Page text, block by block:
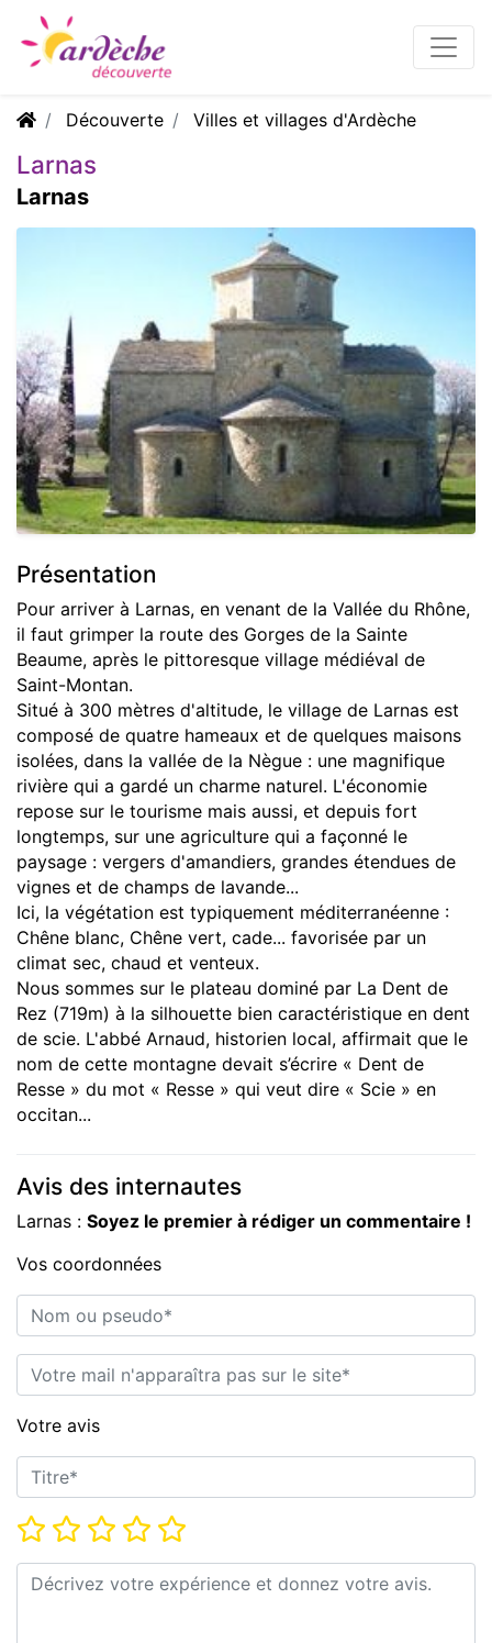
Découverte Villes et villages d'Ardèche
Larnas
Larnas
Présentation
Pour arriver à Larnas, en venant de la Vallée du Rhône,
il faut grimper la route des Gorges de la Sainte
Beaume, après le pittoresque village médiéval de
Saint-Montan.
Situé à 300 mètres d'altitude, le village de Larnas est
composé de quatre hameaux et de quelques maisons
isolées, dans la vallée de la Nègue : une magnifique
rivière qui a gardé un charme naturel. L'économie
repose sur le tourisme mais aussi, et depuis fort
longtemps, sur une agriculture qui a façonné le
paysage : vergers d'amandiers, grandes étendues de
vignes et de champs de lavande...
Ici, la végétation est typiquement méditerranéenne :
Chêne blanc, Chêne vert, cade... favorisée par un
climat sec, chaud et venteux.
Nous sommes sur le plateau dominé par La Dent de
Rez (719m) à la silhouette bien caractéristique en dent
de scie. L'abbé Arnaud, historien local, affirmait que le
nom de cette montagne devait s’écrire « Dent de
Resse » du mot « Resse » qui veut dire « Scie » en
occitan...
Avis des internautes
Larnas : Soyez le premier à rédiger un commentaire !
Vos coordonnées
Nom ou pseudo*
E-mail*
Votre avis
Titre*
Note*
Commentaire*